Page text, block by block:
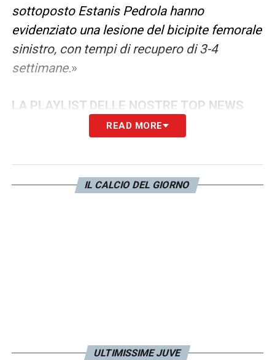
sottoposto Estanis Pedrola hanno
evidenziato una lesione del bicipite femorale
sinistro, con tempi di recupero di 3-4
settimane.»
LA PLAYLIST DELLE NOSTRE TOP NEWS
READ MORE
IL CALCIO DEL GIORNO
ULTIMISSIME JUVE